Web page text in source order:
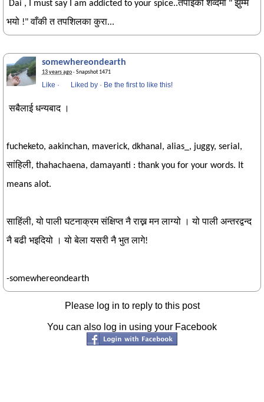
Dai , I must say I am addicted to your spice..तँपाइको शव्दमा " झुम्म
भयो !" वाँकी त तपशिलका कुरा...
somewhereondearth
13 years ago· Snapshot 1471
Like · Liked by · Be the first to like this!
सबैलाई धन्यबाद ।
fucheketo, aakinchan, maverick, dkhanal, alias_, juggy, serial,
सांहिली, thahachaena, damayanti : thank you for your words. It
means alot.
साहिंली, यो पाली घटनाक्रम संक्षिप्त नै राख्न मन लाग्यो । यो पाली अन्तरद्वन्द
नै बढी भइदियो । यो बेला यसरी नै भुत लागे!
-somewhereondearth
Please log in to reply to this post
You can also log in using your Facebook